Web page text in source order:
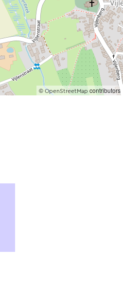
©OpenStreetMap contributors